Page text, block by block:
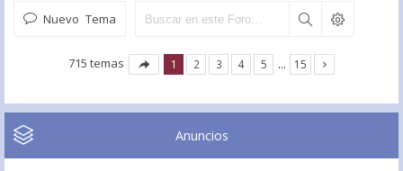
Nuevo Tema
715 temas 1 2 3 4 5 … 15
Anuncios